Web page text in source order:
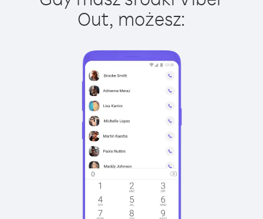
Out, możesz: